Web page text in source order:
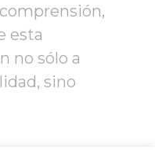
esta
no sólo a
sino